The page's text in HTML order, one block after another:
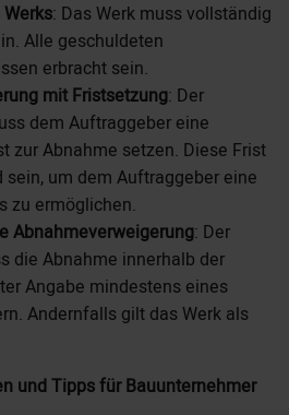
: Das Werk muss vollständig
Alle geschuldeten
erbracht sein.
mit Fristsetzung: Der
dem Auftraggeber eine
zur Abnahme setzen. Diese Frist
sein, um dem Auftraggeber eine
zu ermöglichen.
Abnahmeverweigerung: Der
die Abnahme innerhalb der
Angabe mindestens eines
Andernfalls gilt das Werk als
und Tipps für Bauunternehmer